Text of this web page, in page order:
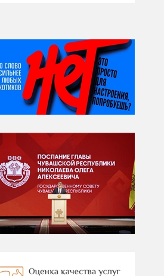
НИ ДНЯ БЕЗ ДАТЫ...
07 августа
Я встретил вас – и
всё былое...